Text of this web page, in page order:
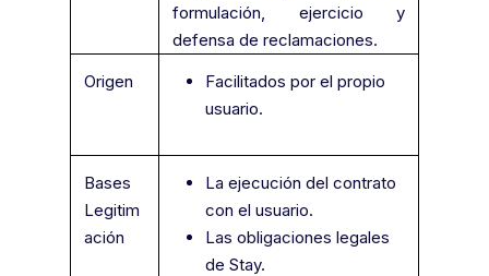
formulación, ejercicio y
defensa de reclamaciones.
Origen
Facilitados por el propio
usuario.
Bases
Legitim
ación
La ejecución del contrato
con el usuario.
Las obligaciones legales
de Stay.